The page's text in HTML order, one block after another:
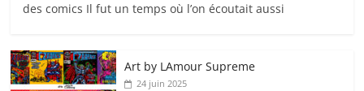
des comics Il fut un temps où l’on écoutait aussi
Art by LAmour Supreme
24 juin 2025